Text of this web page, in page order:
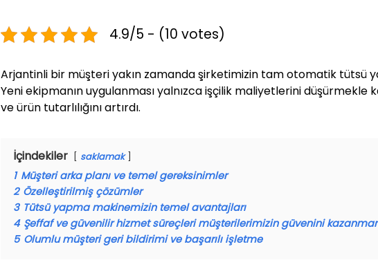
4.9/5 - (10 votes)
Arjantinli bir müşteri yakın zamanda şirketimizin tam otomatik tütsü
Yeni ekipmanın uygulanması yalnızca işçilik maliyetlerini düşürmekle
ve ürün tutarlılığını artırdı.
İçindekiler saklamak
1 Müşteri arka planı ve temel gereksinimler
2 Özelleştirilmiş çözümler
3 Tütsü yapma makinemizin temel avantajları
4 Şeffaf ve güvenilir hizmet süreçleri müşterilerimizin güvenini
5 Olumlu müşteri geri bildirimi ve başarılı işletme